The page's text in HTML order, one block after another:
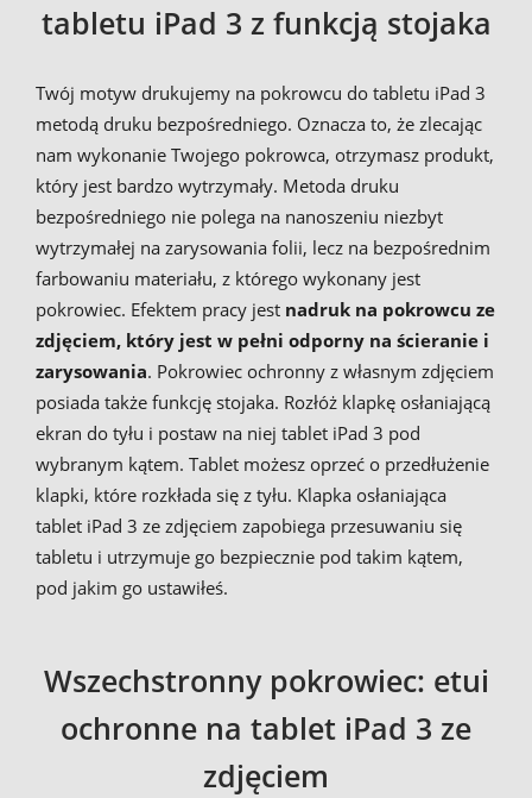
tabletu iPad 3 z funkcją stojaka
Twój motyw drukujemy na pokrowcu do tabletu iPad 3
metodą druku bezpośredniego. Oznacza to, że zlecając
nam wykonanie Twojego pokrowca, otrzymasz produkt,
który jest bardzo wytrzymały. Metoda druku
bezpośredniego nie polega na nanoszeniu niezbyt
wytrzymałej na zarysowania folii, lecz na bezpośrednim
farbowaniu materiału, z którego wykonany jest
pokrowiec. Efektem pracy jest nadruk na pokrowcu ze
zdjęciem, który jest w pełni odporny na ścieranie i
zarysowania. Pokrowiec ochronny z własnym zdjęciem
posiada także funkcję stojaka. Rozłóż klapkę osłaniającą
ekran do tyłu i postaw na niej tablet iPad 3 pod
wybranym kątem. Tablet możesz oprzeć o przedłużenie
klapki, które rozkłada się z tyłu. Klapka osłaniająca
tablet iPad 3 ze zdjęciem zapobiega przesuwaniu się
tabletu i utrzymuje go bezpiecznie pod takim kątem,
pod jakim go ustawiłeś.
Wszechstronny pokrowiec: etui
ochronne na tablet iPad 3 ze
zdjęciem